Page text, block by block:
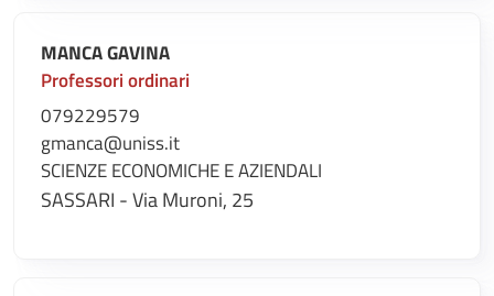
MANCA GAVINA
Professori ordinari
079229579
gmanca@uniss.it
SCIENZE ECONOMICHE E AZIENDALI
SASSARI - Via Muroni, 25